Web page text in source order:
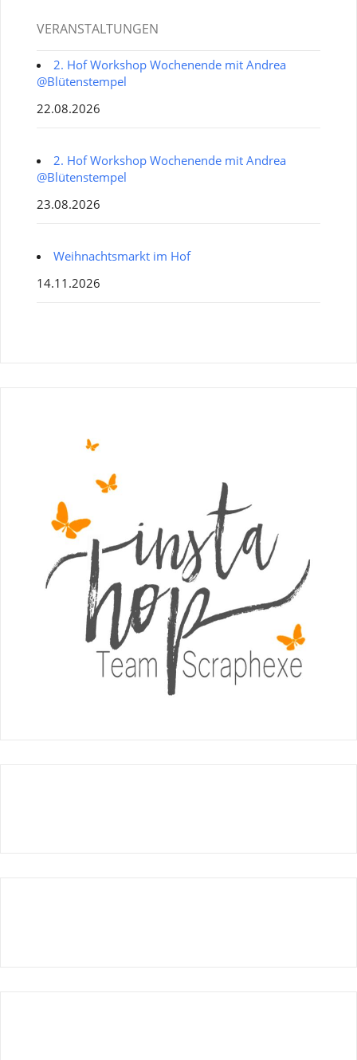
VERANSTALTUNGEN
2. Hof Workshop Wochenende mit Andrea
@Blütenstempel
22.08.2026
2. Hof Workshop Wochenende mit Andrea
@Blütenstempel
23.08.2026
Weihnachtsmarkt im Hof
14.11.2026